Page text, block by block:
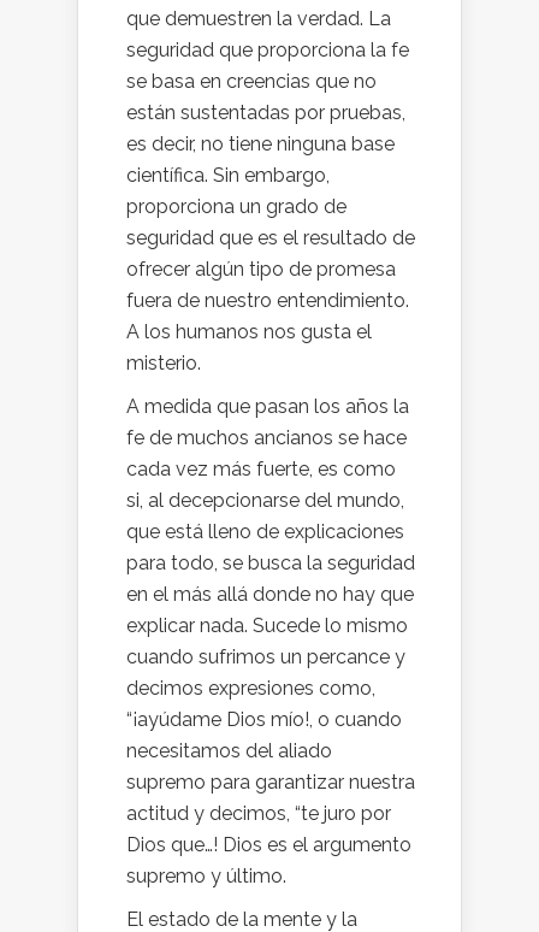
que demuestren la verdad. La
seguridad que proporciona la fe
se basa en creencias que no
están sustentadas por pruebas,
es decir, no tiene ninguna base
científica. Sin embargo,
proporciona un grado de
seguridad que es el resultado de
ofrecer algún tipo de promesa
fuera de nuestro entendimiento.
A los humanos nos gusta el
misterio.
A medida que pasan los años la
fe de muchos ancianos se hace
cada vez más fuerte, es como
si, al decepcionarse del mundo,
que está lleno de explicaciones
para todo, se busca la seguridad
en el más allá donde no hay que
explicar nada. Sucede lo mismo
cuando sufrimos un percance y
decimos expresiones como,
“¡ayúdame Dios mío!, o cuando
necesitamos del aliado
supremo para garantizar nuestra
actitud y decimos, “te juro por
Dios que…! Dios es el argumento
supremo y último.
El estado de la mente y la